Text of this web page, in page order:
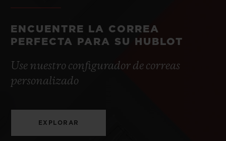
ENCUENTRE LA CORREA
PERFECTA PARA SU HUBLOT
Use nuestro configurador de correas
personalizado
EXPLORAR